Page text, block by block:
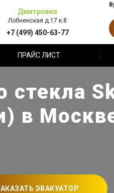
Дмитровка
Лобненская д.17 к.8
+7 (499) 450-63-77
ПРАЙС ЛИСТ
стекла
в
ЭВАКУАТОР